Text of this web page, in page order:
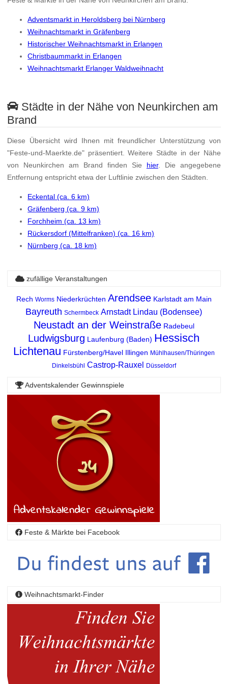
Adventsmarkt in Heroldsberg bei Nürnberg
Weihnachtsmarkt in Gräfenberg
Historischer Weihnachtsmarkt in Erlangen
Christbaummarkt in Erlangen
Weihnachtsmarkt Erlanger Waldweihnacht
Städte in der Nähe von Neunkirchen am
Brand
Diese Übersicht wird Ihnen mit freundlicher Unterstützung von
"Feste-und-Maerkte.de" präsentiert. Weitere Städte in der Nähe
von Neunkirchen am Brand finden Sie hier. Die angegebene
Entfernung entspricht etwa der Luftlinie zwischen den Städten.
Eckental (ca. 6 km)
Gräfenberg (ca. 9 km)
Forchheim (ca. 13 km)
Rückersdorf (Mittelfranken) (ca. 16 km)
Nürnberg (ca. 18 km)
zufällige Veranstaltungen
Rech Worms Niederkrüchten Arendsee Karlstadt am Main
Bayreuth Schermbeck Arnstadt Lindau (Bodensee)
Neustadt an der Weinstraße Radebeul
Ludwigsburg Laufenburg (Baden) Hessisch
Lichtenau Fürstenberg/Havel Illingen Mühlhausen/Thüringen
Dinkelsbühl Castrop-Rauxel Düsseldorf
Adventskalender Gewinnspiele
Feste & Märkte bei Facebook
Weihnachtsmarkt-Finder